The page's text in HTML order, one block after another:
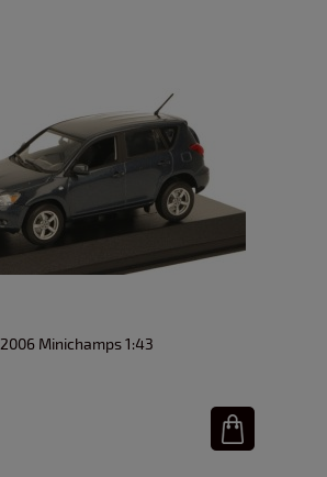
Minichamps 1:43